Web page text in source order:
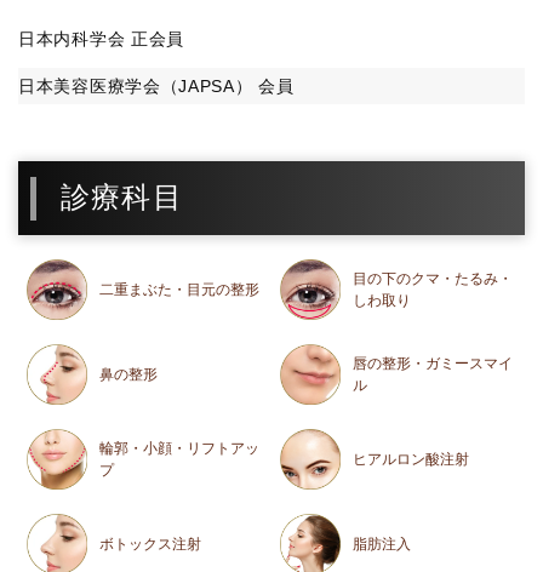
日本内科学会 正会員
日本美容医療学会（JAPSA） 会員
診療科目
二重まぶた・目元の整形
目の下のクマ・たるみ・
しわ取り
鼻の整形
唇の整形・ガミースマイ
ル
輪郭・小顔・リフトアッ
プ
ヒアルロン酸注射
ボトックス注射 脂肪注入